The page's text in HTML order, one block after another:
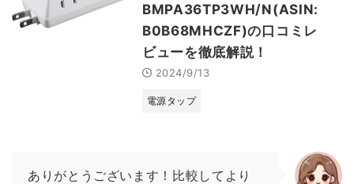
BMPA36TP3WH/N(ASIN:
B0B68MHCZF)の口コミレ
ビューを徹底解説！
2024/9/13
電源タップ
ありがとうございます！比較してより